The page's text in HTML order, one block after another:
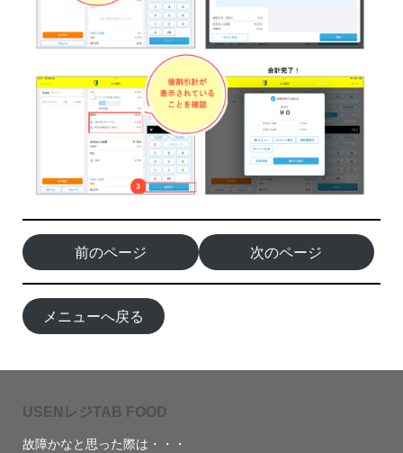
前のページ 次のページ
メニューへ戻る
USENレジTAB FOOD
故障かなと思った際は・・・